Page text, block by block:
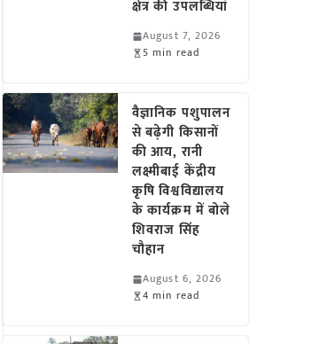
क्षेत्र की उपलब्धियां
August 7, 2026
5 min read
वैज्ञानिक पशुपालन
से बढ़ेगी किसानों
की आय, रानी
लक्ष्मीबाई केंद्रीय
कृषि विश्वविद्यालय
के कार्यक्रम में बोले
शिवराज सिंह
चौहान
August 6, 2026
4 min read